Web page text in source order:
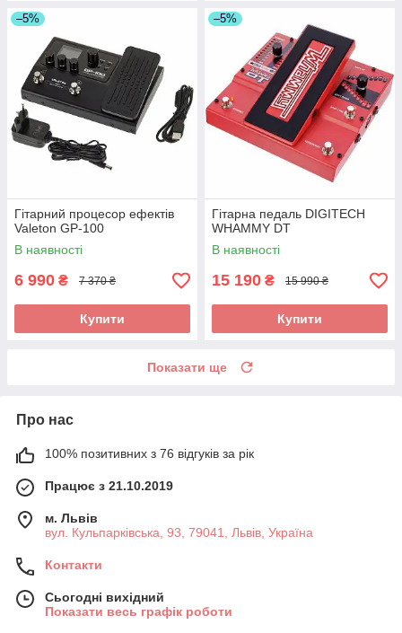
–5%
Гітарний процесор ефектів
Valeton GP-100
В наявності
6 990 ₴ 7 370 ₴
Купити
–5%
Гітарна педаль DIGITECH
WHAMMY DT
В наявності
15 190 ₴ 15 990 ₴
Купити
Показати ще
Про нас
100% позитивних з 76 відгуків за рік
Працює з 21.10.2019
м. Львів
вул. Кульпарківська, 93, 79041, Львів, Україна
Контакти
Сьогодні вихідний
Показати весь графік роботи